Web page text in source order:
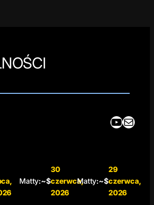
YouTube Mail
Matty:~$
30
czerwca,
2026
Matty:~$
29
czerwca,
2026